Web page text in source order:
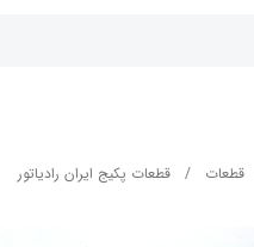
قطعات / قطعات پکیج ایران رادیاتور